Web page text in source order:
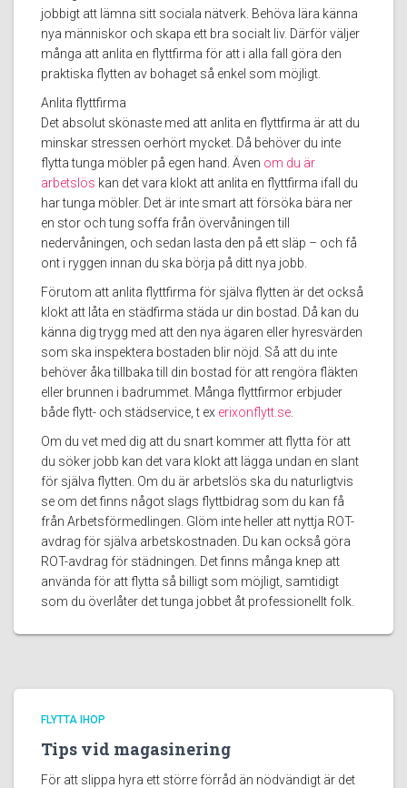
jobbigt att lämna sitt sociala nätverk. Behöva lära känna
nya människor och skapa ett bra socialt liv. Därför väljer
många att anlita en flyttfirma för att i alla fall göra den
praktiska flytten av bohaget så enkel som möjligt.
Anlita flyttfirma
Det absolut skönaste med att anlita en flyttfirma är att du
minskar stressen oerhört mycket. Då behöver du inte
flytta tunga möbler på egen hand. Även om du är
arbetslös kan det vara klokt att anlita en flyttfirma ifall du
har tunga möbler. Det är inte smart att försöka bära ner
en stor och tung soffa från övervåningen till
nedervåningen, och sedan lasta den på ett släp – och få
ont i ryggen innan du ska börja på ditt nya jobb.
Förutom att anlita flyttfirma för själva flytten är det också
klokt att låta en städfirma städa ur din bostad. Då kan du
känna dig trygg med att den nya ägaren eller hyresvärden
som ska inspektera bostaden blir nöjd. Så att du inte
behöver åka tillbaka till din bostad för att rengöra fläkten
eller brunnen i badrummet. Många flyttfirmor erbjuder
både flytt- och städservice, t ex erixonflytt.se
Om du vet med dig att du snart kommer att flytta för att
du söker jobb kan det vara klokt att lägga undan en slant
för själva flytten. Om du är arbetslös ska du naturligtvis
se om det finns något slags flyttbidrag som du kan få
från Arbetsförmedlingen. Glöm inte heller att nyttja ROT-
avdrag för själva arbetskostnaden. Du kan också göra
ROT-avdrag för städningen. Det finns många knep att
använda för att flytta så billigt som möjligt, samtidigt
som du överlåter det tunga jobbet åt professionellt folk.
FLYTTA IHOP
Tips vid magasinering
För att slippa hyra ett större förråd än nödvändigt är det